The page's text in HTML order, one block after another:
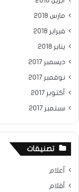
مارس 2018
فبراير 2018
يناير 2018
ديسمبر 2017
نوفمبر 2017
أكتوبر 2017
سبتمبر 2017
تصنيفات
أعلام
أقلام